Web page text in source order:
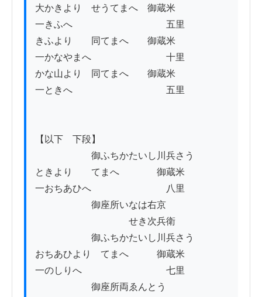
大かきより　せうてまへ　御蔵米
一きふへ　　　　　　　　　　五里
きふより　　同てまへ　　御蔵米
一かなやまへ　　　　　　　　十里
かな山より　同てまへ　　御蔵米
一ときへ　　　　　　　　　　五里
【以下　下段】
御ふちかたいし川兵さう
ときより　　てまへ　　　　御蔵米
一おちあひへ　　　　　　　　八里
御座所いなは右京
せき次兵衛
御ふちかたいし川兵さう
おちあひより　てまへ　　　御蔵米
一のしりへ　　　　　　　　　七里
御座所両ゑんとう